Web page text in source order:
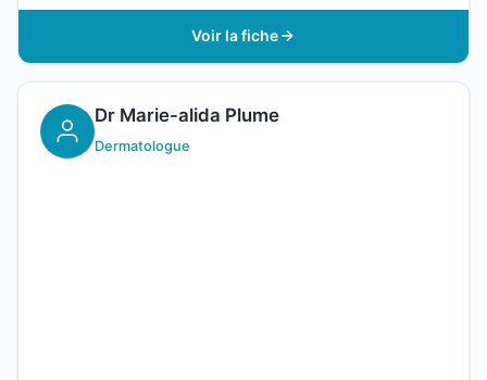
Voir la fiche
Dr Marie-alida Plume
Dermatologue